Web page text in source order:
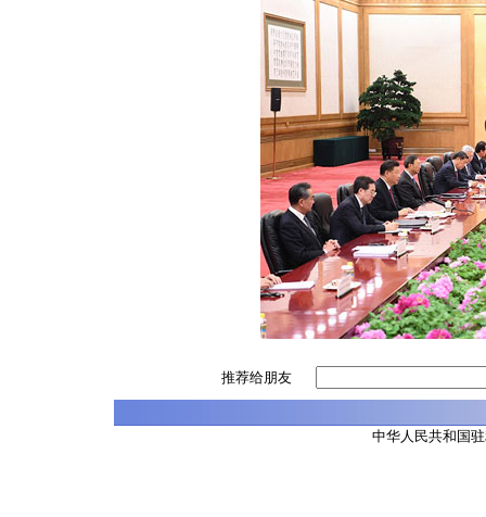
推荐给朋友
中华人民共和国